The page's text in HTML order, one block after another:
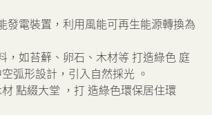
發電裝置，利用風能可再生能源轉換為
，如苔蘚、卵石、木材等 打造綠色 庭
弧形設計，引入自然採光 。
點綴大堂 ，打 造綠色環保居住環